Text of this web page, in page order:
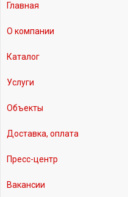
Главная
О компании
Каталог
Услуги
Объекты
Доставка, оплата
Пресс-центр
Вакансии